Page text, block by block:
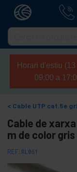
Horari d'estiu
09:00 a
Cable UTP cat.5e
Cable de
m de color gris
REF: RL061